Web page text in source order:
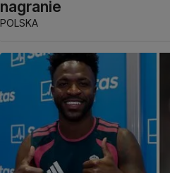
nagranie
POLSKA